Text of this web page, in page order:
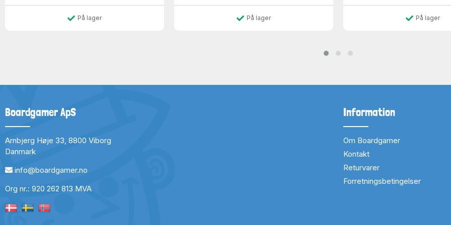
På lager På lager På lager
Boardgamer ApS
Arnbjerg Høje 33, 8800 Viborg
Danmark
info@boardgamer.no
Org nr.: 920 262 813 MVA
Information
Om Boardgamer
Kontakt
Returvarer
Forretningsbetingelser